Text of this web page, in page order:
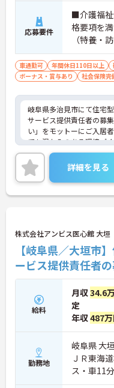
応募要件
■介護福
格要項を
（特養・
の実務経
スタート
車通勤可 年間休日110日以上
ボーナス・賞与あり
社会保険完
岐阜県多治見市にて住宅
サービス提供責任者の募
い」をモットーにご入居
ても温かみのある環境づ
用者一人ひとりに寄り添
ただける方を募集してい
の経験がなくスタートさ
ます。
ご興味のある方には、面
詳細を見る
株式会社アンビス医心館 大垣
【岐阜県／大垣市
ービス提供責任者
給料
月収34.6
定
年収487
勤務地
岐阜県 大
ＪＲ東海
ス・車11分